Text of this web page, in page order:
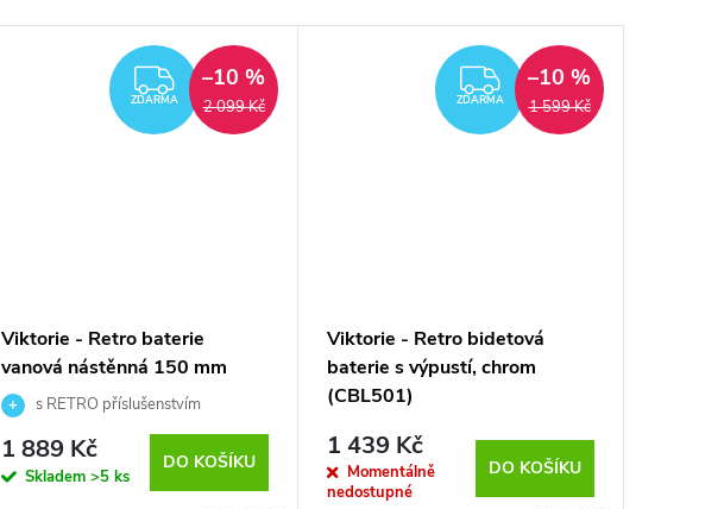
ZDARMA
ZDARMA 2 099 Kč
–10 %
Viktorie - Retro baterie
vanová nástěnná 150 mm
s RETRO příslušenstvím
1 889 Kč
Skladem >5 ks
DO KOŠÍKU
ZDARMA
ZDARMA 1 599 Kč
–10 %
Viktorie - Retro bidetová
baterie s výpustí, chrom
(CBL501)
1 439 Kč
Momentálně
nedostupné
DO KOŠÍKU